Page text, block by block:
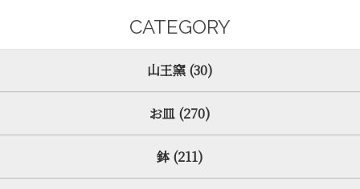
CATEGORY
山王窯 (30)
お皿 (270)
鉢 (211)